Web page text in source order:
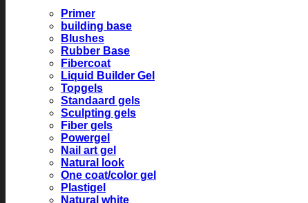
Primer
building base
Blushes
Rubber Base
Fibercoat
Liquid Builder Gel
Topgels
Standaard gels
Sculpting gels
Fiber gels
Powergel
Nail art gel
Natural look
One coat/color gel
Plastigel
Natural white